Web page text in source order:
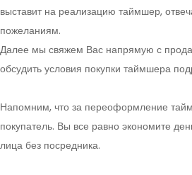
выставит на реализацию таймшер,
пожеланиям.
Далее мы свяжем Вас напрямую с
обсудить условия покупки таймшера
Напомним, что за переоформление
покупатель. Вы все равно экономите
лица без посредника.